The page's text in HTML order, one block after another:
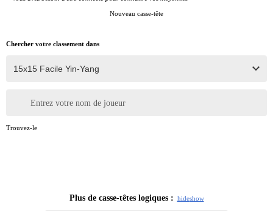
Nouveau casse-tête
Chercher votre classement dans
Entrez votre nom de joueur
Trouvez-le
Plus de casse-têtes logiques : hideshow